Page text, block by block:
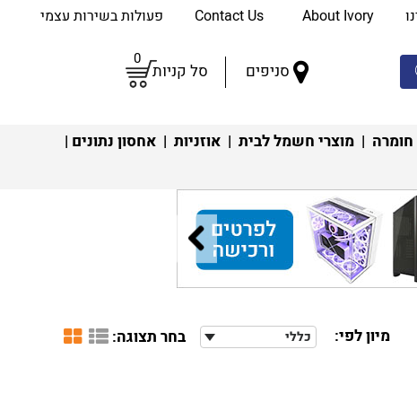
About Ivory פעולות בשירות עצמי
סניפים סל קניות
0
חומרה | מוצרי חשמל לבית | אוזניות | אחסון נתונים |
מיון לפי: כללי בחר תצוגה: